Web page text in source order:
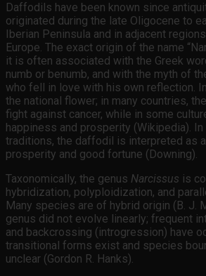
Daffodils have been known since
originated during the late Oligocene to
Iberian Peninsula and in adjacent
Europe. The exact origin of the name
it is often associated with the Greek
numb or benumb, and with the myth of
who fell in love with his own reflection.
the national flower; in many countries,
fight against cancer, while in some
happiness and prosperity (Wikipedia). In
traditions, the daffodil is interpreted as
prosperity and good fortune (Downing).
Taxonomically, the genus Narcissus is
hybridization, polyploidization, and
Many species are of hybrid origin (B. J.
genus did not evolve linearly; frequent
and backcrossing (introgression) have
transitional forms exist and species
unclear (Gordon R. Hanks).